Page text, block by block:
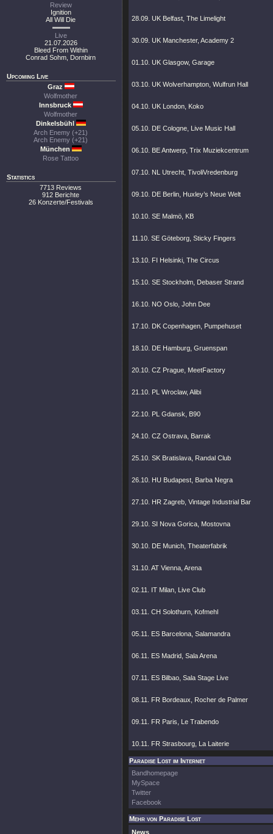
Review
Ignition
All Will Die
Live
21.07.2026
Bleed From Within
Conrad Sohm, Dornbirn
Upcoming Live
Graz
Wolfmother
Innsbruck
Wolfmother
Dinkelsbühl
Arch Enemy (+21)
Arch Enemy (+21)
München
Rose Tattoo
Statistics
7713 Reviews
912 Berichte
26 Konzerte/Festivals
28.09. UK Belfast, The Limelight
30.09. UK Manchester, Academy 2
01.10. UK Glasgow, Garage
03.10. UK Wolverhampton, Wulfrun Hall
04.10. UK London, Koko
05.10. DE Cologne, Live Music Hall
06.10. BE Antwerp, Trix Muziekcentrum
07.10. NL Utrecht, TivoliVredenburg
09.10. DE Berlin, Huxley’s Neue Welt
10.10. SE Malmö, KB
11.10. SE Göteborg, Sticky Fingers
13.10. FI Helsinki, The Circus
15.10. SE Stockholm, Debaser Strand
16.10. NO Oslo, John Dee
17.10. DK Copenhagen, Pumpehuset
18.10. DE Hamburg, Gruenspan
20.10. CZ Prague, MeetFactory
21.10. PL Wroclaw, Alibi
22.10. PL Gdansk, B90
24.10. CZ Ostrava, Barrak
25.10. SK Bratislava, Randal Club
26.10. HU Budapest, Barba Negra
27.10. HR Zagreb, Vintage Industrial Bar
29.10. SI Nova Gorica, Mostovna
30.10. DE Munich, Theaterfabrik
31.10. AT Vienna, Arena
02.11. IT Milan, Live Club
03.11. CH Solothurn, Kofmehl
05.11. ES Barcelona, Salamandra
06.11. ES Madrid, Sala Arena
07.11. ES Bilbao, Sala Stage Live
08.11. FR Bordeaux, Rocher de Palmer
09.11. FR Paris, Le Trabendo
10.11. FR Strasbourg, La Laiterie
Paradise Lost im Internet
Bandhomepage
MySpace
Twitter
Facebook
Mehr von Paradise Lost
News